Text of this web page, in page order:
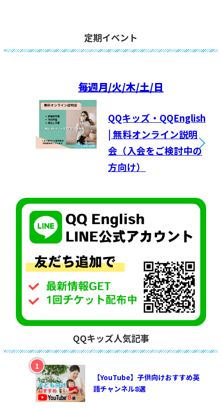
定期イベント
毎週月/火/木/土/日
QQキッズ・QQEnglish
| 無料オンライン説明
会（入会をご検討中の
方向け）
QQキッズ人気記事
【YouTube】子供向けおすすめ英
語チャンネル8選